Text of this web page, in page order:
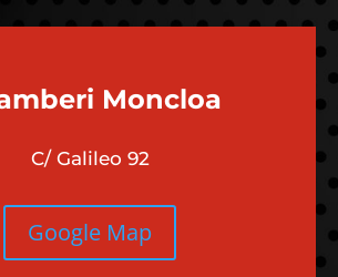
Moncloa
C/ Galileo 92
Google Map